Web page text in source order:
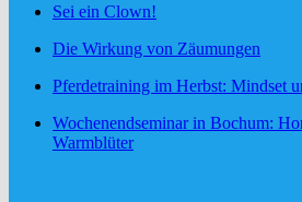
Sei ein Clown!
Die Wirkung von Zäumungen
Pferdetraining im Herbst: Mindset
Wochenendseminar in Bochum:
Warmblüter